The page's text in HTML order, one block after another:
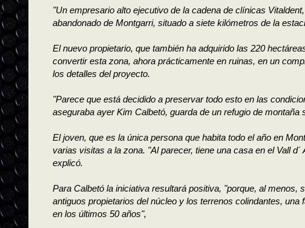
"Un empresario alto ejecutivo de la cadena de clínicas
abandonado de Montgarri, situado a siete kilómetros de la
El nuevo propietario, que también ha adquirido las 220
convertir esta zona, ahora prácticamente en ruinas, en un
los detalles del proyecto.
"Parece que está decidido a preservar todo esto en las
aseguraba ayer Kim Calbetó, guarda de un refugio de montaña
El joven, que es la única persona que habita todo el año en
varias visitas a la zona. "Al parecer, tiene una casa en el Vall
explicó.
Para Calbetó la iniciativa resultará positiva, "porque, al
antiguos propietarios del núcleo y los terrenos colindantes,
en los últimos 50 años",